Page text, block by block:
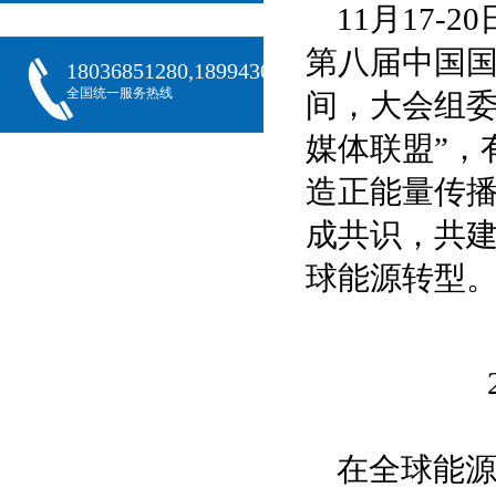
18036851280,18994301288,18068407382
全国统一服务热线
11月17-20
第八届中国
间，大会组
媒体联盟”，
造正能量传
成共识，共
球能源转型
在全球能